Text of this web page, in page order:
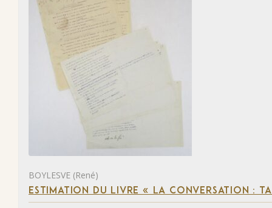
BOYLESVE (René)
ESTIMATION DU LIVRE « LA CONVERSATION :